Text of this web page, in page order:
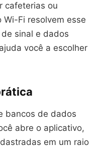
cafeterias ou
Fi resolvem esse
sinal e dados
você a escolher
bancos de dados
abre o aplicativo,
em um raio